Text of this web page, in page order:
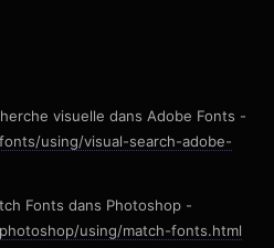
visuelle dans Adobe Fonts -
using/visual-search-adobe-
Fonts dans Photoshop -
using/match-fonts.html